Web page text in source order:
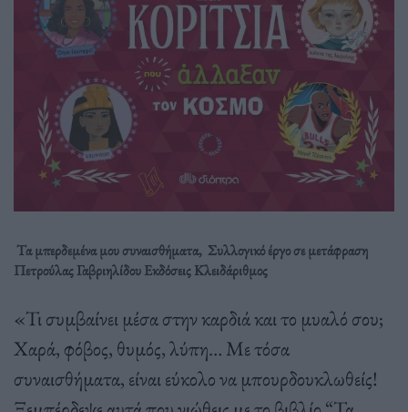
Τα μπερδεμένα μου συναισθήματα, Συλλογικό έργο σε μετάφραση
Πετρούλας Γαβριηλίδου Εκδόσεις Κλειδάριθμος
«Τι συμβαίνει μέσα στην καρδιά και το μυαλό σου;
Χαρά, φόβος, θυμός, λύπη… Με τόσα
συναισθήματα, είναι εύκολο να μπουρδουκλωθείς!